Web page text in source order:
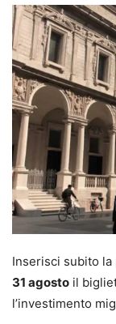
Inserisci subito la
31 agosto il
l’investimento